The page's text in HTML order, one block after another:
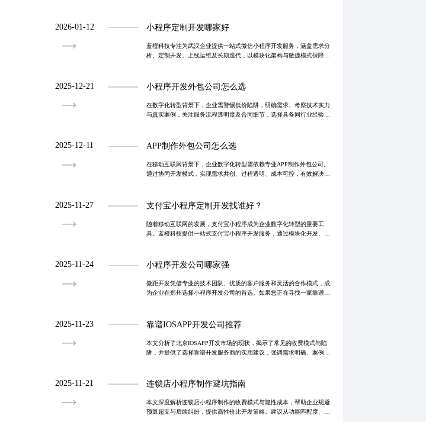
2026-01-12 小程序定制开发哪家好
蓝橙科技专注为武汉企业提供一站式微信小程序开发服务，涵盖需求分
析、定制开发、上线运维及长期迭代，以模块化架构与敏捷模式保障项
2025-12-21 小程序开发外包公司怎么选
在数字化转型背景下，企业需警惕低价陷阱，明确需求、考察技术实力
与真实案例，关注服务流程透明度及合同细节，选择具备同行业经验、
2025-12-11 APP制作外包公司怎么选
在移动互联网背景下，企业数字化转型需依赖专业APP制作外包公司。
通过协同开发模式，实现需求共创、过程透明、成本可控，有效解决传
2025-11-27 支付宝小程序定制开发找谁好？
随着移动互联网的发展，支付宝小程序成为企业数字化转型的重要工
具。蓝橙科技提供一站式支付宝小程序开发服务，通过模块化开发、用
2025-11-24 小程序开发公司哪家强
微距开发凭借专业的技术团队、优质的客户服务和灵活的合作模式，成
为企业在郑州选择小程序开发公司的首选。如果您正在寻找一家靠谱的
2025-11-23 靠谱IOSAPP开发公司推荐
本文分析了北京IOSAPP开发市场的现状，揭示了常见的收费模式与陷
阱，并提供了选择靠谱开发服务商的实用建议，强调需求明确、案例考
2025-11-21 连锁店小程序制作避坑指南
本文深度解析连锁店小程序制作的收费模式与隐性成本，帮助企业规避
预算超支与后续纠纷，提供高性价比开发策略。建议从功能匹配度、运